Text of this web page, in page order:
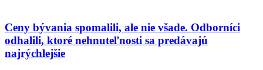
Ceny bývania spomalili, ale nie všade. Odborníci
odhalili, ktoré nehnuteľnosti sa predávajú
najrýchlejšie